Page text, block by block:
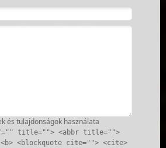
és tulajdonságok használata
title=""> <abbr title="">
<blockquote cite=""> <cite>